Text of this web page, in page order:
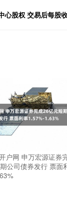
心股权 交易后每股
户网 申万宏源证券
公司债券发行 票面